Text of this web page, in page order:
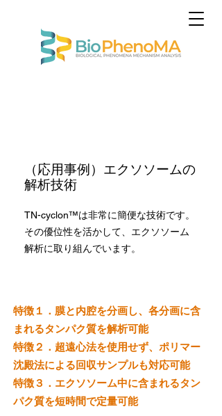
​（応用事例）エクソソームの
解析技術
TN-cyclon™は非常に簡便な技術です。
その優位性を活かして、エクソソーム
解析に取り組んでいます。
特徴１．膜と内腔を分画し、各分画に含
まれるタンパク質を解析可能
特徴２．超遠心法を使用せず、ポリマー
沈殿法による回収サンプルも対応可能
​特徴３．エクソソーム中に含まれるタン
パク質を短時間で定量可能